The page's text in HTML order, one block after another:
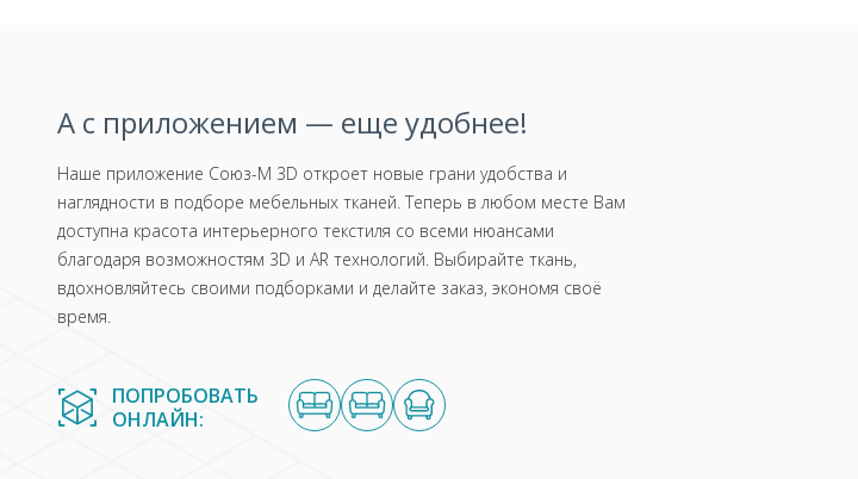
А с приложением — еще удобнее!
Наше приложение Союз-М 3D откроет новые грани удобства и
наглядности в подборе мебельных тканей. Теперь в любом месте Вам
доступна красота интерьерного текстиля со всеми нюансами
благодаря возможностям 3D и AR технологий. Выбирайте ткань,
вдохновляйтесь своими подборками и делайте заказ, экономя своё
время.
ПОПРОБОВАТЬ
ОНЛАЙН: